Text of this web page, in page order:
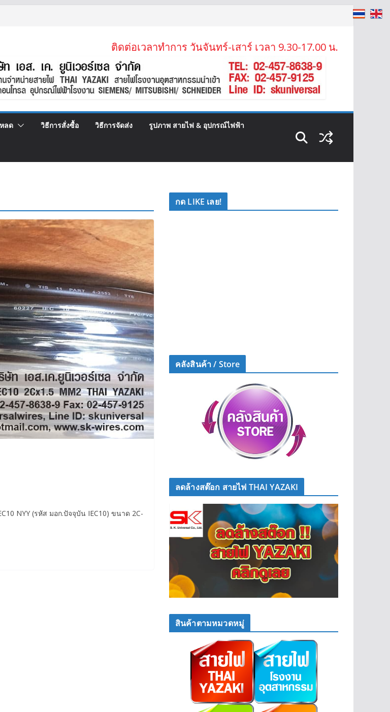
ติดต่อเวลาทำการ วันจันทร์-เสาร์ เวลา 9.30-17.00 น.
ลด วิธีการสั่งซื้อ วิธีการจัดส่ง รูปภาพ สายไฟ & อุปกรณ์ไฟฟ้า
NYY (รหัส มอก.ปัจจุบัน IEC10) ขนาด 2C-
กด LIKE เลย!
คลังสินค้า / Store
ลดล้างสต๊อก สายไฟ THAI YAZAKI
สินค้าตามหมวดหมู่